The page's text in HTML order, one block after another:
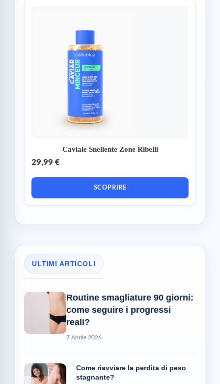
Caviale Snellente Zone Ribelli
29,99 €
SCOPRIRE
ULTIMI ARTICOLI
Routine smagliature 90 giorni:
come seguire i progressi
reali?
7 Aprile 2026
Come riavviare la perdita di peso
stagnante?